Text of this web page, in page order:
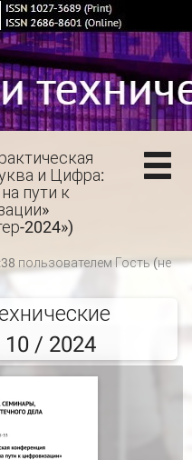
и Цифра:
пути к
2024»)
пользователем Гость (не
10 / 2024